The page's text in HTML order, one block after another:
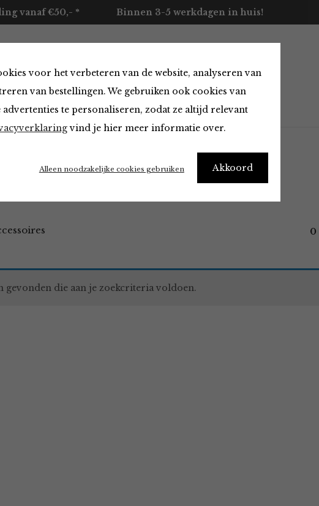
voor het verbeteren van de website, analyseren van
van bestellingen. We gebruiken ook cookies van
te personaliseren, zodat ze altijd relevant
vind je hier meer informatie over.
Akkoord
Alleen noodzakelijke cookies gebruiken
vanaf €50,- * Binnen 3-5 werkdagen in huis!
Merken Over ons Contact
with accessories
0
gevonden die aan je zoekcriteria voldoen.